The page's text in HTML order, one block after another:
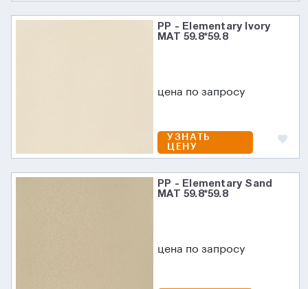
PP - Elementary Ivory
MAT 59.8*59.8
цена по запросу
УЗНАТЬ
ЦЕНУ
PP - Elementary Sand
MAT 59.8*59.8
цена по запросу